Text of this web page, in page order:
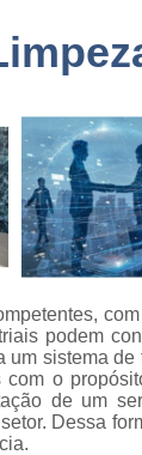
podem
sistema
o
de um
Dessa